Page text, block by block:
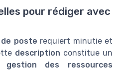
pour rédiger avec
poste requiert minutie et
description constitue un
gestion des ressources